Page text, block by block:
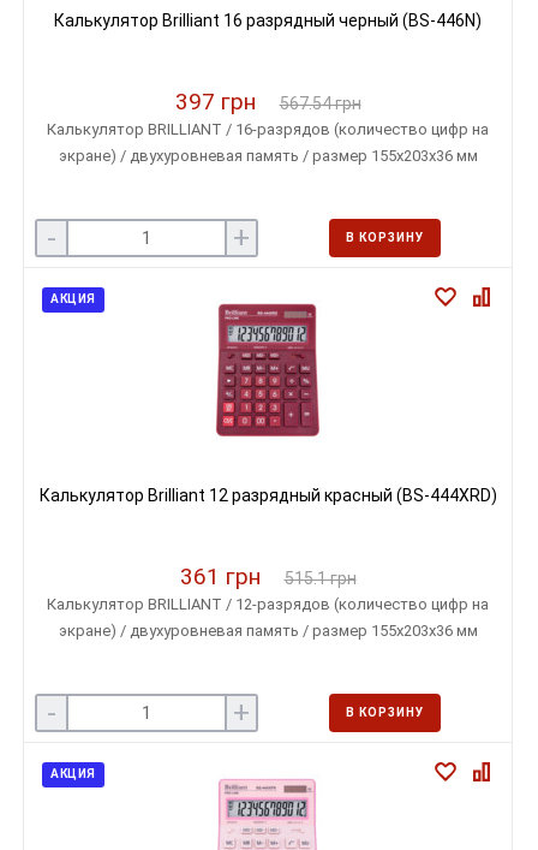
Калькулятор Brilliant 16 разрядный черный (BS-446N)
397 грн 567.54 грн
Калькулятор BRILLIANT / 16-разрядов (количество цифр на
экране) / двухуровневая память / размер 155х203х36 мм
- + В КОРЗИНУ
АКЦИЯ
Калькулятор Brilliant 12 разрядный красный (BS-444XRD)
361 грн 515.1 грн
Калькулятор BRILLIANT / 12-разрядов (количество цифр на
экране) / двухуровневая память / размер 155х203х36 мм
- + В КОРЗИНУ
АКЦИЯ